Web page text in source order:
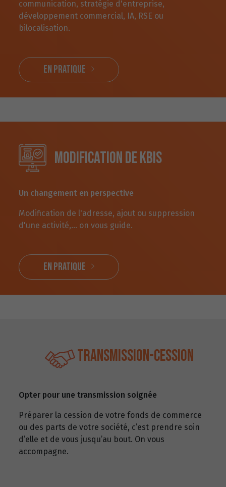
communication, stratégie d'entreprise,
développement commercial, IA, RSE ou
bilocalisation.
En pratique
Modification de KBIS
Un changement en perspective
Modification de l'adresse, ajout ou suppression
d'une activité,... on vous guide.
EN PRATIQUE
Transmission-Cession
Opter pour une transmission soignée
Préparer la cession de votre fonds de commerce
ou des parts de votre société, c’est prendre soin
d’elle et de vous jusqu’au bout. On vous
accompagne.